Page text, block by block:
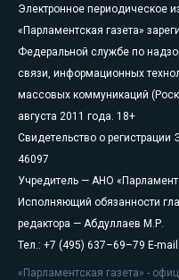
Электронное периодическое
«Парламентская газета»
Федеральной службе по
связи, информационных
массовых коммуникаций
августа 2011 года. 18+
Свидетельство о
46097
Учредитель — АНО
Исполняющий обязанности
редактора — Абдуллаев М.Р.
Тел.: +7 (495) 637–69–79 E-mail:
«Парламентская газета» -